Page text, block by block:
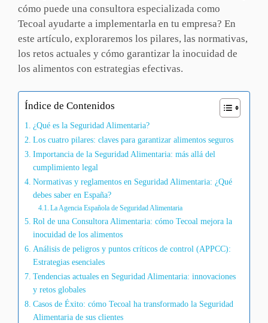
cómo puede una consultora especializada como
Tecoal ayudarte a implementarla en tu empresa? En
este artículo, exploraremos los pilares, las normativas,
los retos actuales y cómo garantizar la inocuidad de
los alimentos con estrategias efectivas.
Índice de Contenidos
¿Qué es la Seguridad Alimentaria?
Los cuatro pilares: claves para garantizar alimentos seguros
Importancia de la Seguridad Alimentaria: más allá del
cumplimiento legal
Normativas y reglamentos en Seguridad Alimentaria: ¿Qué
debes saber en España?
La Agencia Española de Seguridad Alimentaria
Rol de una Consultora Alimentaria: cómo Tecoal mejora la
inocuidad de los alimentos
Análisis de peligros y puntos críticos de control (APPCC):
Estrategias esenciales
Tendencias actuales en Seguridad Alimentaria: innovaciones
y retos globales
Casos de Éxito: cómo Tecoal ha transformado la Seguridad
Alimentaria de sus clientes